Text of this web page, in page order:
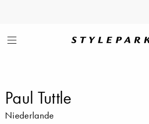
Paul Tuttle
Niederlande